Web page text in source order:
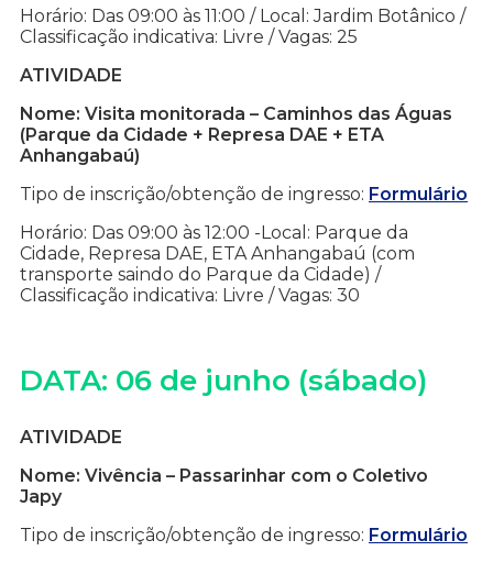
Horário: Das 09:00 às 11:00 / Local: Jardim Botânico /
Classificação indicativa: Livre / Vagas: 25
ATIVIDADE
Nome: Visita monitorada – Caminhos das Águas
(Parque da Cidade + Represa DAE + ETA
Anhangabaú)
Tipo de inscrição/obtenção de ingresso: Formulário
Horário: Das 09:00 às 12:00 -Local: Parque da
Cidade, Represa DAE, ETA Anhangabaú (com
transporte saindo do Parque da Cidade) /
Classificação indicativa: Livre / Vagas: 30
DATA: 06 de junho (sábado)
ATIVIDADE
Nome: Vivência – Passarinhar com o Coletivo
Japy
Tipo de inscrição/obtenção de ingresso: Formulário